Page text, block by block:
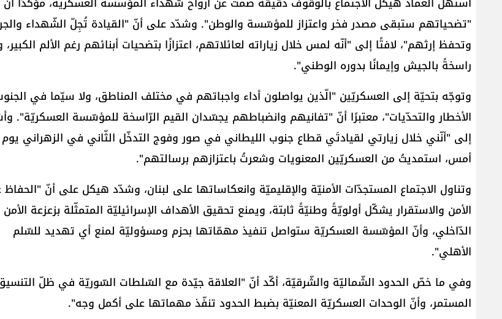
"تضحياتهم ستبقى مصدر فخر واعتزاز للمؤسّسة والوطن". وشدّد على أنّ "القيادة تُجِلّ الشّهداء
وتحفظ إرثهم"، لافتًا إلى "أنّه لمس خلال زياراته لعائلاتهم، اعتزازًا بتضحيات أبنائهم رغم الألم
راسخةً بالجيش وإيمانًا بدوره الوطني".
وتوجّه بتحيّة إلى العسكريّين "الّذين يواصلون أداء واجباتهم في مختلف المناطق، ولا سيّما في
الأخطار والتحدّيات"، معتبرًا أنّ "تفانيهم وانضباطهم يجسّدان القيم الرّاسخة للمؤسّسة العسكريّة".
إلى "أنّني خلال زيارتي لقيادتَي قطاع جنوب الليطاني في صور وفوج التدخّل الثّاني في الزهراني يوم
أمس، استمديتُ من العسكريّين المعنويات وشعرتُ باعتزازهم برسالتهم".
وتناول الاجتماع المستجدّات الأمنيّة والإقليميّة وانعكاساتها على لبنان، وشدّد هيكل على أنّ
الأمن والاستقرار يشكّل أولويّةً وطنيّةً ثابتة، ويمنع تحقيق الأهداف الإسرائيليّة المتمثّلة بزعزعة الأمن
الدّاخلي، وأنّ المؤسّسة العسكريّة ستواصل تنفيذ مهمّاتها بحزم ومسؤوليّة لمنع أي تهديد للسّلم
الأهلي".
وفي ما خصّ الحدود الشّماليّة والشّرقيّة، أكّد أنّ "العلاقة جيّدة مع السّلطات السّوريّة في ظلّ
المستمر، وأنّ الوحدات العسكريّة المعنيّة بضبط الحدود تنفّذ مهماتها على أكمل وجه".